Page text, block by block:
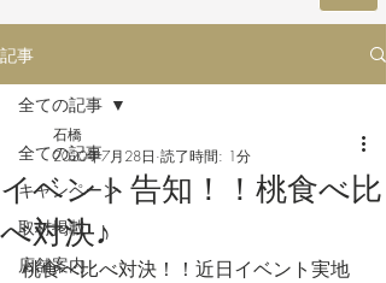
記事
全ての記事
キャンペーン
取材掲載
店舗案内
全ての記事
イベント告知！！桃食べ比
べ対決♪
石橋
2020年7月28日 読了時間: 1分
桃食べ比べ対決！！近日イベント実地